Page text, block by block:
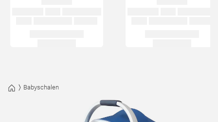
Babyschalen